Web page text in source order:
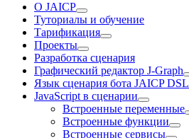
О JAICP
Туториалы и обучение
Тарификация
Проекты
Разработка сценария
Графический редактор J‑Graph
Язык сценария бота JAICP DSL
JavaScript в сценарии
Встроенные переменные
Встроенные функции
Встроенные сервисы